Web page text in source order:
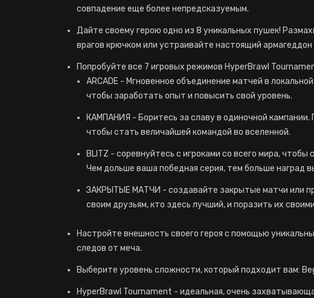
совпадение еще более непредсказуемым.
Дайте своему герою одно из 8 уникальных пушек!
врагов крючком или устраивайте настоящий
Попробуйте все 7 игровых режимов HyperBrawl
ARCADE - Мгновенное объединение матчей в
чтобы заработать опыт и повысить свой уровень.
КАМПАНИЯ - Боритесь за славу в одиночной кампании.
чтобы стать величайшей командой во вселенной.
BLITZ - соревнуйтесь с игроками со всего мира,
Чем дольше ваша победная серия, тем больше наград
ЗАКРЫТЫЕ МАТЧИ - создавайте закрытые матчи или
своим друзьям, кто здесь лучший, и поразить их
Настройте внешность своего героя с помощью
следов от меча.
Выберите уровень сложности, который подходит вам:
HyperBrawl Tournament - идеальная, очень